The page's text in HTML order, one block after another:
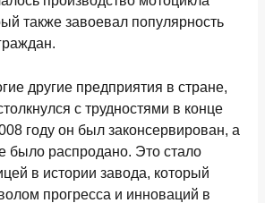
также завоевал популярность
другие предприятия в стране,
с трудностями в конце
году он был законсервирован, а
было распродано. Это стало
в истории завода, который
прогресса и инноваций в